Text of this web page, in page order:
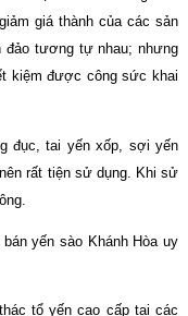
giá thành của các sản
đảo tương tự nhau; nhưng
kiệm được công sức khai
đục, tai yến xốp, sợi yến
rất tiện sử dụng. Khi sử
yến sào Khánh Hòa uy
tổ yến cao cấp tại các